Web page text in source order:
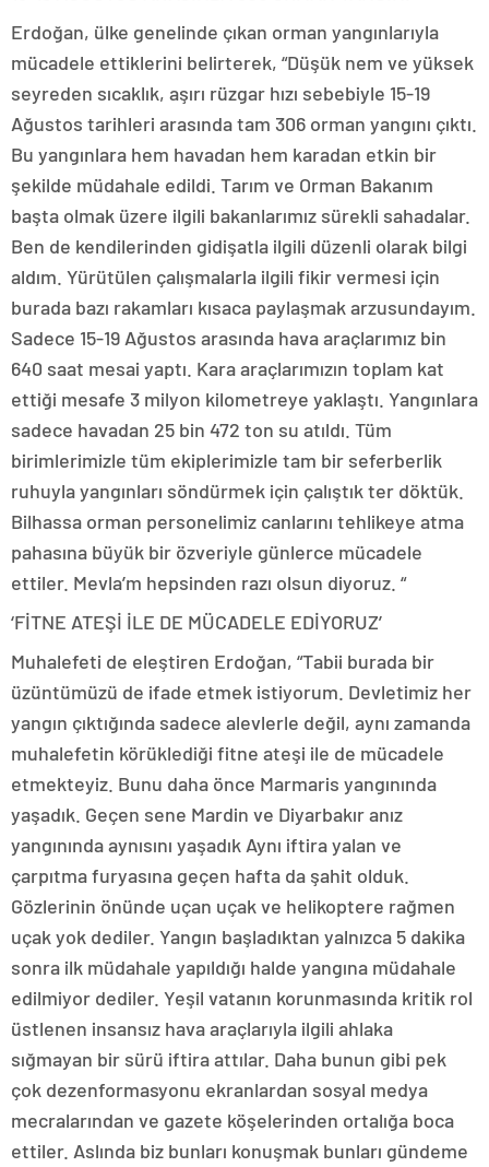
Erdoğan, ülke genelinde çıkan orman yangınlarıyla
mücadele ettiklerini belirterek, “Düşük nem ve yüksek
seyreden sıcaklık, aşırı rüzgar hızı sebebiyle 15-19
Ağustos tarihleri arasında tam 306 orman yangını çıktı.
Bu yangınlara hem havadan hem karadan etkin bir
şekilde müdahale edildi. Tarım ve Orman Bakanım
başta olmak üzere ilgili bakanlarımız sürekli sahadalar.
Ben de kendilerinden gidişatla ilgili düzenli olarak bilgi
aldım. Yürütülen çalışmalarla ilgili fikir vermesi için
burada bazı rakamları kısaca paylaşmak arzusundayım.
Sadece 15-19 Ağustos arasında hava araçlarımız bin
640 saat mesai yaptı. Kara araçlarımızın toplam kat
ettiği mesafe 3 milyon kilometreye yaklaştı. Yangınlara
sadece havadan 25 bin 472 ton su atıldı. Tüm
birimlerimizle tüm ekiplerimizle tam bir seferberlik
ruhuyla yangınları söndürmek için çalıştık ter döktük.
Bilhassa orman personelimiz canlarını tehlikeye atma
pahasına büyük bir özveriyle günlerce mücadele
ettiler. Mevla’m hepsinden razı olsun diyoruz. “
‘FİTNE ATEŞİ İLE DE MÜCADELE EDİYORUZ’
Muhalefeti de eleştiren Erdoğan, “Tabii burada bir
üzüntümüzü de ifade etmek istiyorum. Devletimiz her
yangın çıktığında sadece alevlerle değil, aynı zamanda
muhalefetin körüklediği fitne ateşi ile de mücadele
etmekteyiz. Bunu daha önce Marmaris yangınında
yaşadık. Geçen sene Mardin ve Diyarbakır anız
yangınında aynısını yaşadık Aynı iftira yalan ve
çarpıtma furyasına geçen hafta da şahit olduk.
Gözlerinin önünde uçan uçak ve helikoptere rağmen
uçak yok dediler. Yangın başladıktan yalnızca 5 dakika
sonra ilk müdahale yapıldığı halde yangına müdahale
edilmiyor dediler. Yeşil vatanın korunmasında kritik rol
üstlenen insansız hava araçlarıyla ilgili ahlaka
sığmayan bir sürü iftira attılar. Daha bunun gibi pek
çok dezenformasyonu ekranlardan sosyal medya
mecralarından ve gazete köşelerinden ortalığa boca
ettiler. Aslında biz bunları konuşmak bunları gündeme